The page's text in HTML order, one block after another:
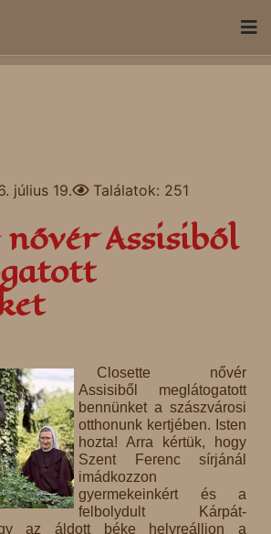
július 19. Találatok: 251
Assisiből
Closette nővér
Assisiből meglátogatott
bennünket a szászvárosi
otthonunk kertjében. Isten
hozta! Arra kértük, hogy
Szent Ferenc sírjánál
imádkozzon
gyermekeinkért és a
felbolydult Kárpát-
az áldott béke helyreálljon a